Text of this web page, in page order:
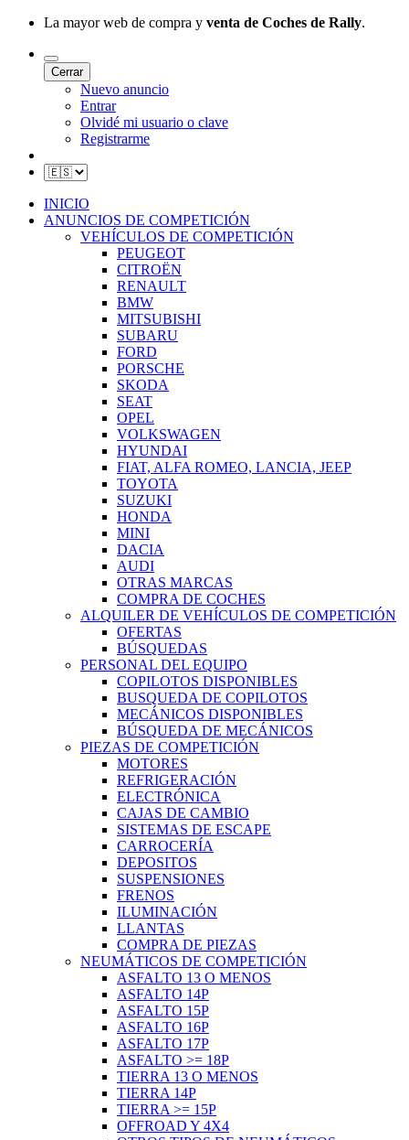
La mayor web de compra y venta de Coches de Rally.
Cerrar
Nuevo anuncio
Entrar
Olvidé mi usuario o clave
Registrarme
INICIO
ANUNCIOS DE COMPETICIÓN
VEHÍCULOS DE COMPETICIÓN
PEUGEOT
CITROËN
RENAULT
BMW
MITSUBISHI
SUBARU
FORD
PORSCHE
SKODA
SEAT
OPEL
VOLKSWAGEN
HYUNDAI
FIAT, ALFA ROMEO, LANCIA, JEEP
TOYOTA
SUZUKI
HONDA
MINI
DACIA
AUDI
OTRAS MARCAS
COMPRA DE COCHES
ALQUILER DE VEHÍCULOS DE COMPETICIÓN
OFERTAS
BÚSQUEDAS
PERSONAL DEL EQUIPO
COPILOTOS DISPONIBLES
BUSQUEDA DE COPILOTOS
MECÁNICOS DISPONIBLES
BÚSQUEDA DE MECÁNICOS
PIEZAS DE COMPETICIÓN
MOTORES
REFRIGERACIÓN
ELECTRÓNICA
CAJAS DE CAMBIO
SISTEMAS DE ESCAPE
CARROCERÍA
DEPOSITOS
SUSPENSIONES
FRENOS
ILUMINACIÓN
LLANTAS
COMPRA DE PIEZAS
NEUMÁTICOS DE COMPETICIÓN
ASFALTO 13 O MENOS
ASFALTO 14P
ASFALTO 15P
ASFALTO 16P
ASFALTO 17P
ASFALTO >= 18P
TIERRA 13 O MENOS
TIERRA 14P
TIERRA >= 15P
OFFROAD Y 4X4